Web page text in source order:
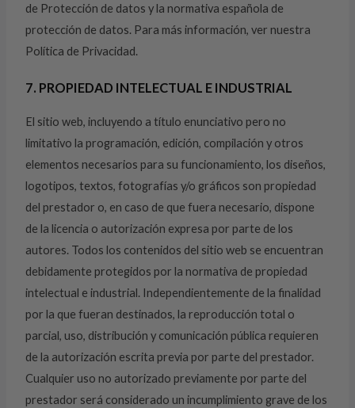
de Protección de datos y la normativa española de
protección de datos. Para más información, ver nuestra
Política de Privacidad.
7. PROPIEDAD INTELECTUAL E INDUSTRIAL
El sitio web, incluyendo a título enunciativo pero no
limitativo la programación, edición, compilación y otros
elementos necesarios para su funcionamiento, los diseños,
logotipos, textos, fotografías y/o gráficos son propiedad
del prestador o, en caso de que fuera necesario, dispone
de la licencia o autorización expresa por parte de los
autores. Todos los contenidos del sitio web se encuentran
debidamente protegidos por la normativa de propiedad
intelectual e industrial. Independientemente de la finalidad
por la que fueran destinados, la reproducción total o
parcial, uso, distribución y comunicación pública requieren
de la autorización escrita previa por parte del prestador.
Cualquier uso no autorizado previamente por parte del
prestador será considerado un incumplimiento grave de los